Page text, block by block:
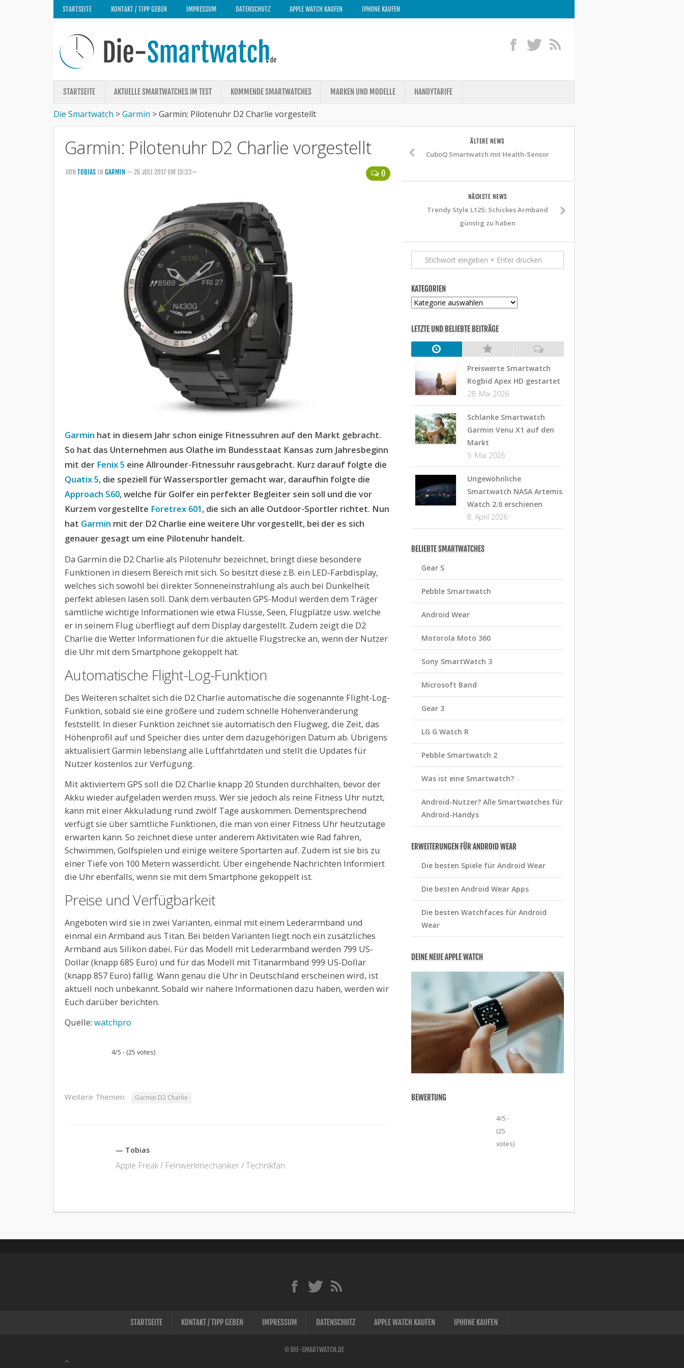
STARTSEITE KONTAKT / TIPP GEBEN IMPRESSUM DATENSCHUTZ APPLE WATCH KAUFEN IPHONE KAUFEN
STARTSEITE AKTUELLE SMARTWATCHES IM TEST KOMMENDE SMARTWATCHES MARKEN UND MODELLE HANDYTARIFE
Die Smartwatch >Garmin >Garmin: Pilotenuhr D2 Charlie vorgestellt
Garmin: Pilotenuhr D2 Charlie vorgestellt
0
VON TOBIAS IN GARMIN — 26 JULI 2017 UM 15:33—
Garmin hat in diesem Jahr schon einige Fitnessuhren auf den Markt gebracht.
So hat das Unternehmen aus Olathe im Bundesstaat Kansas zum Jahresbeginn
mit der Fenix 5 eine Allrounder-Fitnessuhr rausgebracht. Kurz darauf folgte die
Quatix 5, die speziell für Wassersportler gemacht war, daraufhin folgte die
Approach S60, welche für Golfer ein perfekter Begleiter sein soll und die vor
Kurzem vorgestellte Foretrex 601, die sich an alle Outdoor-Sportler richtet. Nun
hat Garmin mit der D2 Charlie eine weitere Uhr vorgestellt, bei der es sich
genauer gesagt um eine Pilotenuhr handelt.
Da Garmin die D2 Charlie als Pilotenuhr bezeichnet, bringt diese besondere
Funktionen in diesem Bereich mit sich. So besitzt diese z.B. ein LED-Farbdisplay,
welches sich sowohl bei direkter Sonneneinstrahlung als auch bei Dunkelheit
perfekt ablesen lasen soll. Dank dem verbauten GPS-Modul werden dem Träger
sämtliche wichtige Informationen wie etwa Flüsse, Seen, Flugplätze usw. welche
er in seinem Flug überfliegt auf dem Display dargestellt. Zudem zeigt die D2
Charlie die Wetter Informationen für die aktuelle Flugstrecke an, wenn der Nutzer
die Uhr mit dem Smartphone gekoppelt hat.
Automatische Flight-Log-Funktion
Des Weiteren schaltet sich die D2 Charlie automatische die sogenannte Flight-Log-
Funktion, sobald sie eine größere und zudem schnelle Höhenveränderung
feststellt. In dieser Funktion zeichnet sie automatisch den Flugweg, die Zeit, das
Höhenprofil auf und Speicher dies unter dem dazugehörigen Datum ab. Übrigens
aktualisiert Garmin lebenslang alle Luftfahrtdaten und stellt die Updates für
Nutzer kostenlos zur Verfügung.
Mit aktiviertem GPS soll die D2 Charlie knapp 20 Stunden durchhalten, bevor der
Akku wieder aufgeladen werden muss. Wer sie jedoch als reine Fitness Uhr nutzt,
kann mit einer Akkuladung rund zwölf Tage auskommen. Dementsprechend
verfügt sie über sämtliche Funktionen, die man von einer Fitness Uhr heutzutage
erwarten kann. So zeichnet diese unter anderem Aktivitäten wie Rad fahren,
Schwimmen, Golfspielen und einige weitere Sportarten auf. Zudem ist sie bis zu
einer Tiefe von 100 Metern wasserdicht. Über eingehende Nachrichten Informiert
die Uhr ebenfalls, wenn sie mit dem Smartphone gekoppelt ist.
Preise und Verfügbarkeit
Angeboten wird sie in zwei Varianten, einmal mit einem Lederarmband und
einmal ein Armband aus Titan. Bei beiden Varianten liegt noch ein zusätzliches
Armband aus Silikon dabei. Für das Modell mit Lederarmband werden 799 US-
Dollar (knapp 685 Euro) und für das Modell mit Titanarmband 999 US-Dollar
(knapp 857 Euro) fällig. Wann genau die Uhr in Deutschland erscheinen wird, ist
aktuell noch unbekannt. Sobald wir nähere Informationen dazu haben, werden wir
Euch darüber berichten.
Quelle: watchpro
4/5 - (25 votes)
Weitere Themen: Garmin D2 Charlie
— Tobias
Apple Freak / Feinwerkmechaniker / Technikfan
ÄLTERE NEWS
CuboQ Smartwatch mit Health-Sensor
NÄCHSTE NEWS
Trendy Style L12S: Schickes Armband
günstig zu haben
KATEGORIEN
Kategorien
LETZTE UND BELIEBTE BEITRÄGE
Preiswerte Smartwatch
Rogbid Apex HD gestartet
28. Mai 2026
Schlanke Smartwatch
Garmin Venu X1 auf den
Markt
5. Mai 2026
Ungewöhnliche
Smartwatch NASA Artemis
Watch 2.0 erschienen
8. April 2026
BELIEBTE SMARTWATCHES
Gear S
Pebble Smartwatch
Android Wear
Motorola Moto 360
Sony SmartWatch 3
Microsoft Band
Gear 3
LG G Watch R
Pebble Smartwatch 2
Was ist eine Smartwatch?
Android-Nutzer? Alle Smartwatches für
Android-Handys
ERWEITERUNGEN FÜR ANDROID WEAR
Die besten Spiele für Android Wear
Die besten Android Wear Apps
Die besten Watchfaces für Android
Wear
DEINE NEUE APPLE WATCH
BEWERTUNG
4/5 -
(25
votes)
STARTSEITE KONTAKT / TIPP GEBEN IMPRESSUM DATENSCHUTZ APPLE WATCH KAUFEN IPHONE KAUFEN
© DIE-SMARTWATCH.DE